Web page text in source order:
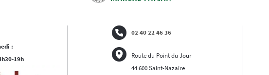
:
19h
02 40 22 46 36
Route du Point du Jour
44 600 Saint-Nazaire